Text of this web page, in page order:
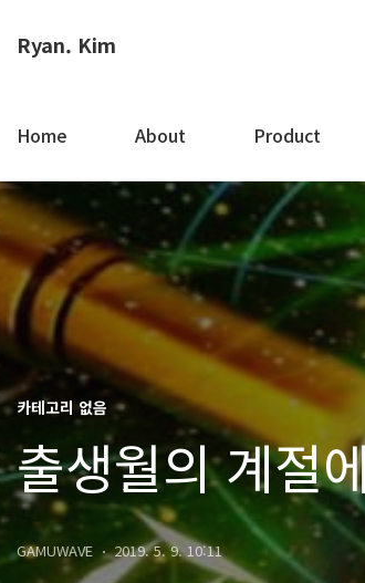
Ryan. Kim
Home About Product
카테고리 없음
출생월의 계절
GAMUWAVE 2019. 5. 9. 10:11